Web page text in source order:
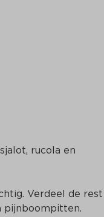
rucola en
Verdeel de rest
pijnboompitten.